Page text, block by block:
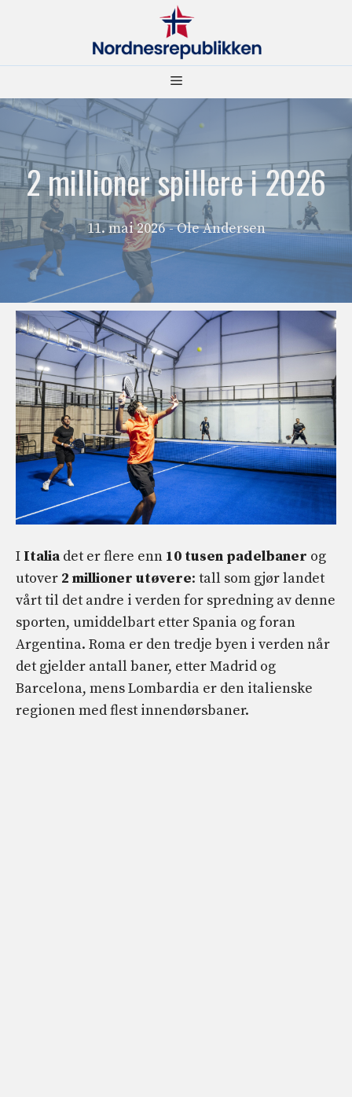
Meny
2 millioner spillere i 2026
11. mai 2026 - Ole Andersen
I Italia det er flere enn 10 tusen padelbaner og
utover 2 millioner utøvere: tall som gjør landet
vårt til det andre i verden for spredning av denne
sporten, umiddelbart etter Spania og foran
Argentina. Roma er den tredje byen i verden når
det gjelder antall baner, etter Madrid og
Barcelona, ​​mens Lombardia er den italienske
regionen med flest innendørsbaner.